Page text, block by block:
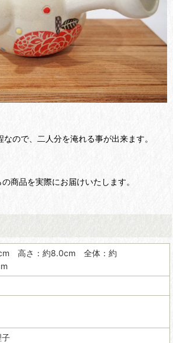
ので、二人分を淹れる事が出来ます。
商品を実際にお届けいたします。
高さ：約8.0cm 全体：約